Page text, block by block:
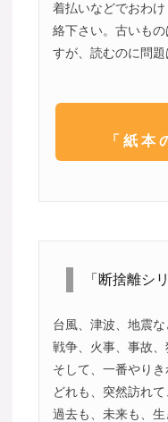
着払いなどでおわ
絡下さい。古いも
すが、読むのに問題
「紙本
「断捨離シ
台風、津波、地震な
戦争、火事、事故、
そして、一番やりき
どれも、突然訪れて
過去も、未来も、生